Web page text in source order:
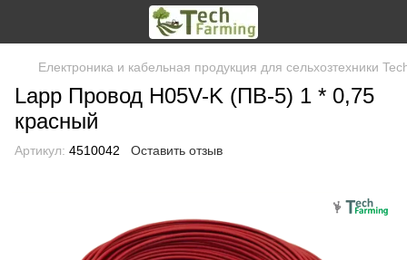
Електроника и кабельная продукция для сельхозтехники
Lapp Провод H05V-K (ПВ-5) 1 * 0,75
красный
Артикул: 4510042 Оставить отзыв